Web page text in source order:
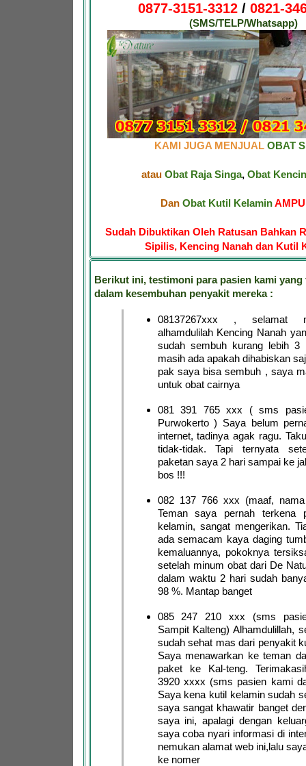
0877-3151-3312 /0821-
(SMS/TELP/Whatsapp)
KAMI JUGA MENJUAL OBAT
atau Obat Raja Singa, Obat
Dan Obat Kutil Kelamin
Sudah Dibuktikan Oleh Ratusan Bahkan
Sipilis, Kencing Nanah dan Kutil
Berikut ini, testimoni para pasien kami yang
dalam kesembuhan penyakit mereka :
08137267xxx , selamat
alhamdulilah Kencing Nanah
sudah sembuh kurang lebih 3
masih ada apakah dihabiskan
pak saya bisa sembuh , saya
untuk obat cairnya
081 391 765 xxx ( sms
Purwokerto ) Saya belum
internet, tadinya agak ragu.
tidak-tidak. Tapi ternyata
paketan saya 2 hari sampai ke
bos !!!
082 137 766 xxx (maaf, nama
Teman saya pernah terkena
kelamin, sangat mengerikan.
ada semacam kaya daging
kemaluannya, pokoknya
setelah minum obat dari De
dalam waktu 2 hari sudah
98 %. Mantap banget
085 247 210 xxx (sms
Sampit Kalteng) Alhamdulillah,
sudah sehat mas dari penyakit
Saya menawarkan ke teman
paket ke Kal-teng.
3920 xxxx (sms pasien kami
Saya kena kutil kelamin sudah
saya sangat khawatir banget
saya ini, apalagi dengan
saya coba nyari informasi di
nemukan alamat web ini,lalu
ke nomer